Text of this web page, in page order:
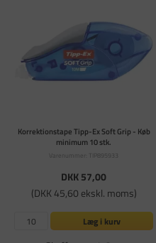
Korrektionstape Tipp-Ex Soft Grip - Køb
minimum 10 stk.
Varenummer: TIP895933
DKK 57,00
(DKK 45,60 ekskl. moms)
Læg i kurv